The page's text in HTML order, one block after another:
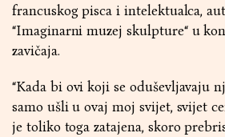
francuskog pisca i intelektualca,
“Imaginarni muzej skulpture“ u
zavičaja.
“Kada bi ovi koji se oduševljavaju
samo ušli u ovaj moj svijet, svijet
je toliko toga zatajena, skoro